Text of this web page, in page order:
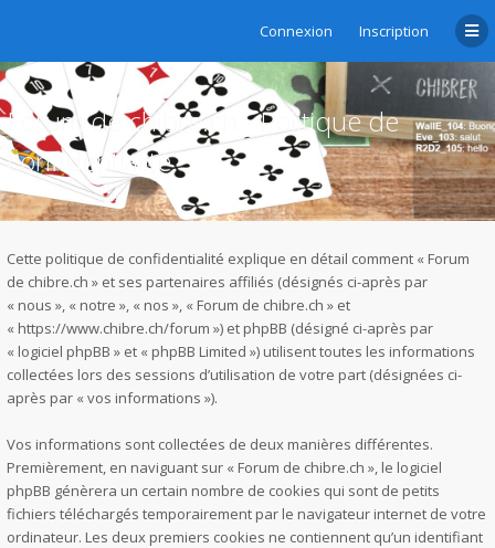
Connexion Inscription
Forum de chibre.ch - Politique de
confidentialité
Cette politique de confidentialité explique en détail comment « Forum
de chibre.ch » et ses partenaires affiliés (désignés ci-après par
« nous », « notre », « nos », « Forum de chibre.ch » et
« https://www.chibre.ch/forum ») et phpBB (désigné ci-après par
« logiciel phpBB » et « phpBB Limited ») utilisent toutes les informations
collectées lors des sessions d’utilisation de votre part (désignées ci-
après par « vos informations »).
Vos informations sont collectées de deux manières différentes.
Premièrement, en naviguant sur « Forum de chibre.ch », le logiciel
phpBB génèrera un certain nombre de cookies qui sont de petits
fichiers téléchargés temporairement par le navigateur internet de votre
ordinateur. Les deux premiers cookies ne contiennent qu’un identifiant